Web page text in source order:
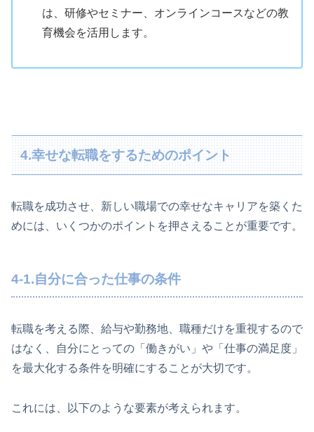
は、研修やセミナー、オンラインコースなどの教
育機会を活用します。
4.幸せな転職をするためのポイント
転職を成功させ、新しい職場での幸せなキャリアを築くた
めには、いくつかのポイントを押さえることが重要です。
4-1.自分に合った仕事の条件
転職を考える際、給与や勤務地、職種だけを重視するので
はなく、自分にとっての「働きがい」や「仕事の満足度」
を最大化する条件を明確にすることが大切です。
これには、以下のような要素が考えられます。